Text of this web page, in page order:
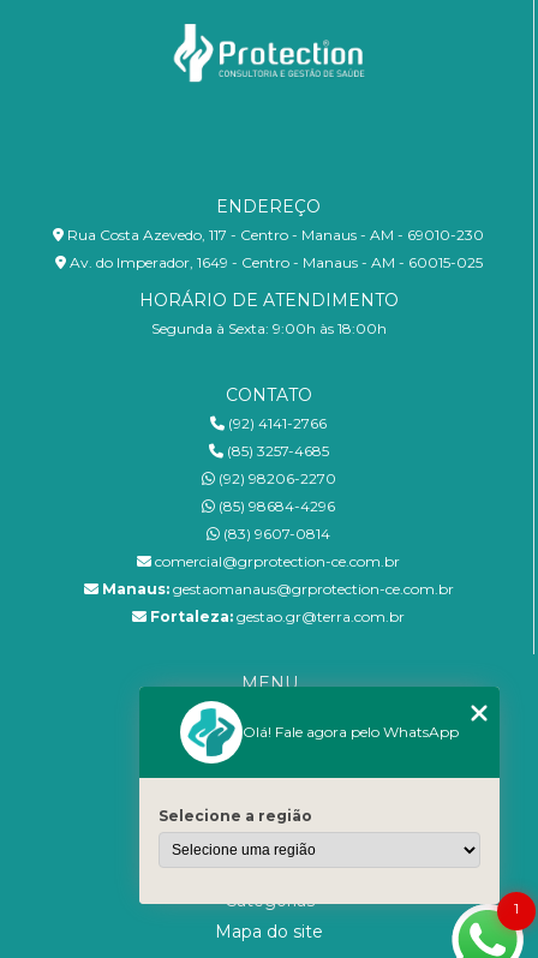
ENDEREÇO
Rua Costa Azevedo, 117 - Centro - Manaus - AM - 69010-230
Av. do Imperador, 1649 - Centro - Manaus - AM - 60015-025
HORÁRIO DE ATENDIMENTO
Segunda à Sexta: 9:00h às 18:00h
CONTATO
(92) 4141-2766
(85) 3257-4685
(92) 98206-2270
(85) 98684-4296
(83) 9607-0814
comercial@grprotection-ce.com.br
Manaus:gestaomanaus@grprotection-ce.com.br
Fortaleza: gestao.gr@terra.com.br
MENU
Empresa
Blog
Serviços
Sistema SOC
Fale Conosco
Categorias
Mapa do site
1
Olá! Fale agora pelo WhatsApp
Selecione a região